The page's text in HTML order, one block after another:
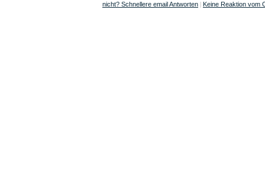
nicht? Schnellere email Antworten
Keine Reaktion vom